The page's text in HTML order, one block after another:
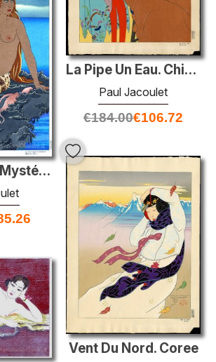
La Pipe Un Eau. Chinoise
Paul Jacoulet
€184.00€106.72
Le Pacifique Mystérieux. Mers Du Sud
Vent Du Nord. Coree